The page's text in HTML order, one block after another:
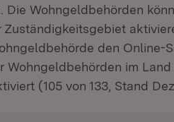
Die Wohngeldbehörden
den Online-
im
(105 von 133, Stand